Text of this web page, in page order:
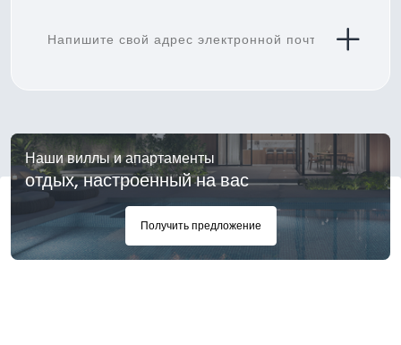
Наши виллы и апартаменты
отдых, настроенный на вас
Получить предложение